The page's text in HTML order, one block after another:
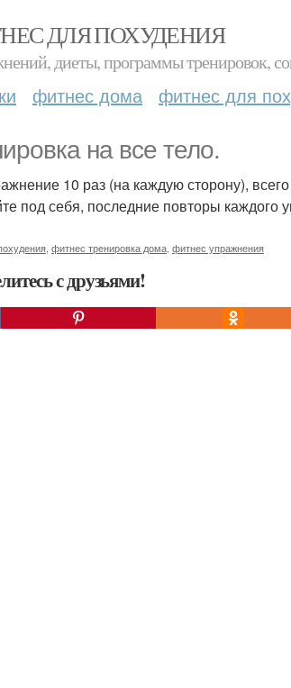
ДЛЯ ПОХУДЕНИЯ
диеты, программы тренировок,
фитнес дома фитнес для
на все тело.
10 раз (на каждую сторону),
под себя, последние повторы
фитнес тренировка дома фитнес упражнения
с друзьями!